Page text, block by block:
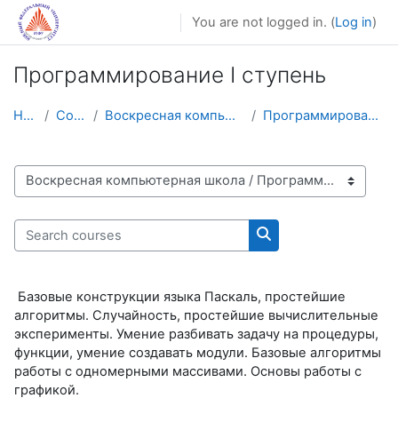
Skip to main content
You are not logged in. (Log in)
Программирование I ступень
Home Courses Воскресная компьютерная школа Программирование I ступень
Course categories
Search courses
Search courses
Базовые конструкции языка Паскаль, простейшие
алгоритмы. Случайность, простейшие вычислительные
эксперименты. Умение разбивать задачу на процедуры,
функции, умение создавать модули. Базовые алгоритмы
работы с одномерными массивами. Основы работы с
графикой.